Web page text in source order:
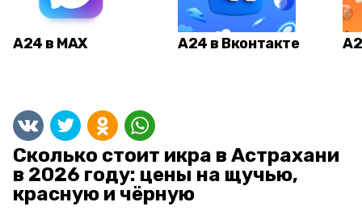
А24 в MAX А24 в Вконтакте
Сколько стоит икра в Астрахани
в 2026 году: цены на щучью,
красную и чёрную